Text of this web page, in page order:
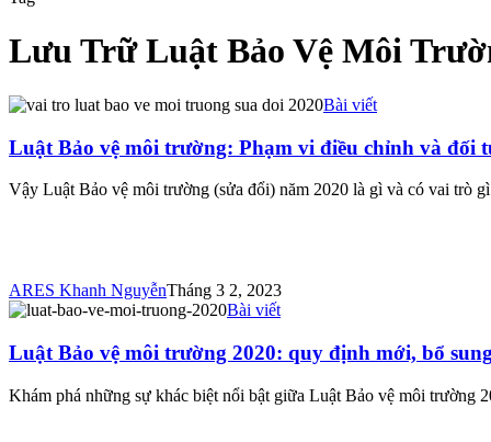
Lưu Trữ Luật Bảo Vệ Môi
Bài viết
Luật Bảo vệ môi trường: Phạm vi điều chỉnh và đối
Vậy Luật Bảo vệ môi trường (sửa đổi) năm 2020 là gì và có vai trò
ARES Khanh NguyễnTháng 3 2, 2023
Bài viết
Luật Bảo vệ môi trường 2020: quy định mới, bổ
Khám phá những sự khác biệt nổi bật giữa Luật Bảo vệ môi trường